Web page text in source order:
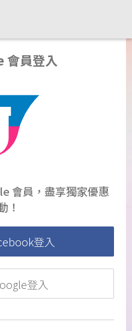
會員登入
會員，盡享獨家優惠
！
登入
登入